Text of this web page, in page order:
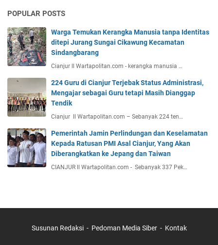
POPULAR POSTS
Warga Temukan Kerangka Manusia tanpa Identitas
ditepi Jurang Sungai Cikawung Kecamatan
Sindangbarang
Cianjur ll Wartapolitan.com - kerangka manusia …
224 Guru di Cianjur Terjebak Status Administrasi,
Mengajar sebagai Guru tetapi Masih Dianggap
Tendik
Cianjur ll Wartapolitan.com – Sebanyak 224 ten…
Pemerintah Jamin Perlindungan dan Keselamatan
Kepada Ratusan PMI Asal Cianjur, Yang Akan
Diberangkatkan ke Jepang dan Taiwan
CIANJUR ll Wartapolitan.com - Sebanyak 337 Pek…
Susunan Redaksi Pedoman Media Siber Kontak